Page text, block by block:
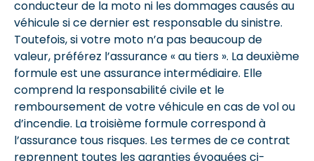
conducteur de la moto ni les dommages causés au
véhicule si ce dernier est responsable du sinistre.
Toutefois, si votre moto n’a pas beaucoup de
valeur, préférez l’assurance « au tiers ». La deuxième
formule est une assurance intermédiaire. Elle
comprend la responsabilité civile et le
remboursement de votre véhicule en cas de vol ou
d’incendie. La troisième formule correspond à
l’assurance tous risques. Les termes de ce contrat
reprennent toutes les garanties évoquées ci-